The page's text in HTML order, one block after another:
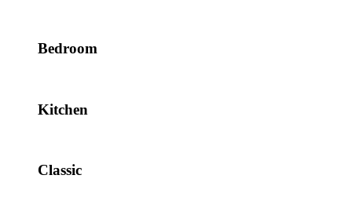
Bedroom
Kitchen
Classic